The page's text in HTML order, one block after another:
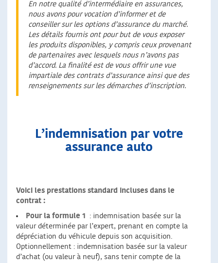
En notre qualité d’intermédiaire en assurances,
nous avons pour vocation d’informer et de
conseiller sur les options d’assurance du marché.
Les détails fournis ont pour but de vous exposer
les produits disponibles, y compris ceux provenant
de partenaires avec lesquels nous n’avons pas
d’accord. La finalité est de vous offrir une vue
impartiale des contrats d’assurance ainsi que des
renseignements sur les démarches d’inscription.
L’indemnisation par votre
assurance auto
Voici les prestations standard incluses dans le
contrat :
Pour la formule 1
: indemnisation basée sur la
valeur déterminée par l’expert, prenant en compte la
dépréciation du véhicule depuis son acquisition.
Optionnellement : indemnisation basée sur la valeur
d’achat (ou valeur à neuf), sans tenir compte de la